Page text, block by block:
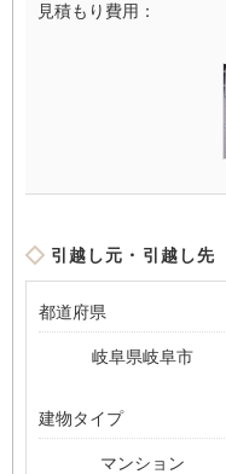
見積もり費用：
引越し元・引越し先
都道府県
岐阜県岐阜市
建物タイプ
マンション